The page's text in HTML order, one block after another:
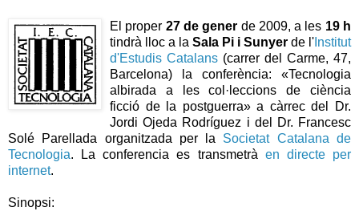
El proper 27 de gener de 2009, a les 19 h
tindrà lloc a la Sala Pi i Sunyer de l' Institut
d'Estudis Catalans (carrer del Carme, 47,
Barcelona) la conferència: «Tecnologia
albirada a les col·leccions de ciència
ficció de la postguerra» a càrrec del Dr.
Jordi Ojeda Rodríguez i del Dr. Francesc
Solé Parellada organitzada per la Societat Catalana de
Tecnologia. La conferencia es transmetrà en directe per
internet.
Sinopsi: